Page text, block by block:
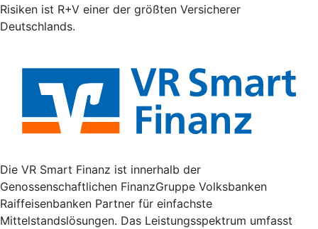
Risiken ist R+V einer der größten Versicherer
Deutschlands.
Die VR Smart Finanz ist innerhalb der
Genossenschaftlichen FinanzGruppe Volksbanken
Raiffeisenbanken Partner für einfachste
Mittelstandslösungen. Das Leistungsspektrum umfasst